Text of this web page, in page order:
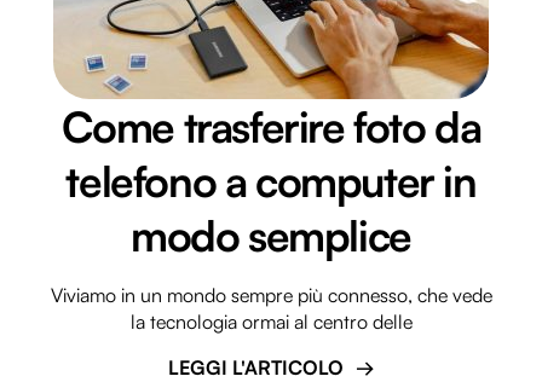
Come trasferire foto da
telefono a computer in
modo semplice
Viviamo in un mondo sempre più connesso, che vede
la tecnologia ormai al centro delle
LEGGI L'ARTICOLO